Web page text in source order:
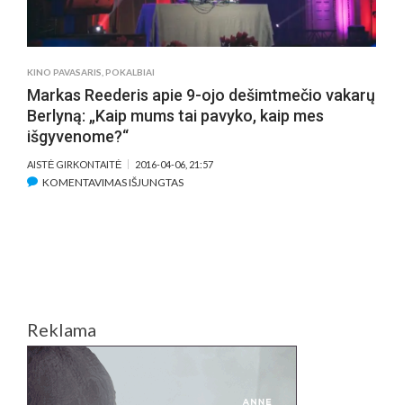
KINO PAVASARIS POKALBIAI
Markas Reederis apie 9-ojo dešimtmečio vakarų
Berlyną: „Kaip mums tai pavyko, kaip mes
išgyvenome?“
AISTĖ GIRKONTAITĖ 2016-04-06, 21:57
KOMENTAVIMAS IŠJUNGTASĮRAŠE
Reklama